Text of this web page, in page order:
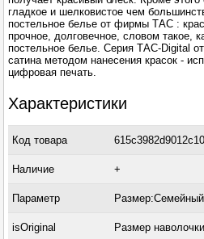
гладкое и шелковистое чем
постельное белье от фирмы ТАС :
прочное, долговечное, словом такое,
постельное белье. Серия ТАС-Digital
сатина методом нанесения красок -
цифровая печать.
Характеристики
Код товара
Наличие +
Параметр Размер:Семейный
isOriginal Размер